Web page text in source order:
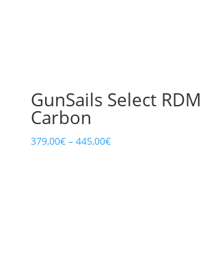
GunSails Select
Carbon
379,00€– 445,00€